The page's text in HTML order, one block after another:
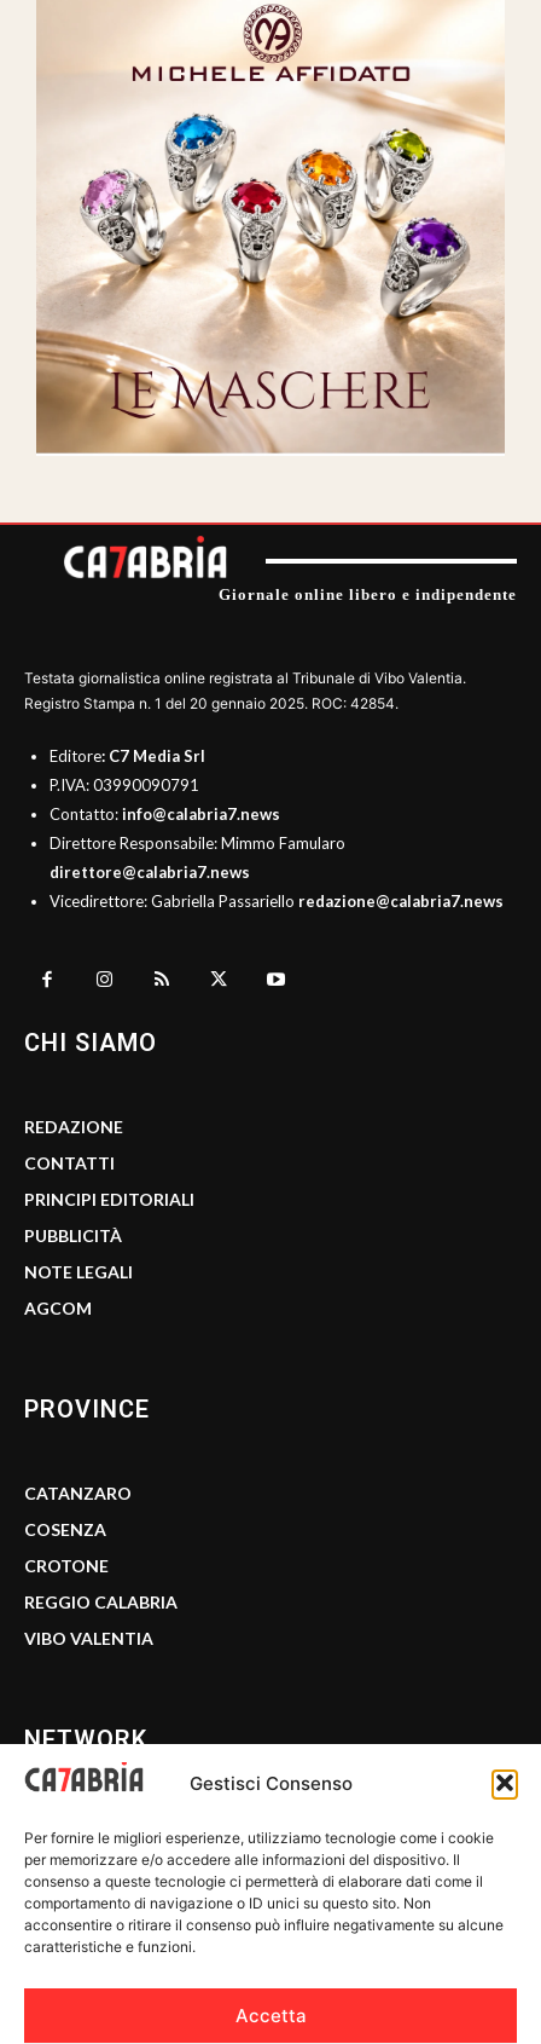
Gestisci Consenso
Per fornire le migliori esperienze, utilizziamo tecnologie come i cookie
per memorizzare e/o accedere alle informazioni del dispositivo. Il
consenso a queste tecnologie ci permetterà di elaborare dati come il
comportamento di navigazione o ID unici su questo sito. Non
acconsentire o ritirare il consenso può influire negativamente su alcune
caratteristiche e funzioni.
Accetta
Giornale online libero e indipendente
Testata giornalistica online registrata al Tribunale di Vibo Valentia.
Registro Stampa n. 1 del 20 gennaio 2025. ROC: 42854.
Editore: C7 Media Srl
P.IVA: 03990090791
Contatto:info@calabria7.news
Direttore Responsabile: Mimmo Famularo
direttore@calabria7.news
Vicedirettore: Gabriella Passariello redazione@calabria7.news
CHI SIAMO
REDAZIONE
CONTATTI
PRINCIPI EDITORIALI
PUBBLICITÀ
NOTE LEGALI
AGCOM
PROVINCE
CATANZARO
COSENZA
CROTONE
REGGIO CALABRIA
VIBO VALENTIA
NETWORK
WE CALABRIA
C7 PLAY
MIX ZONE